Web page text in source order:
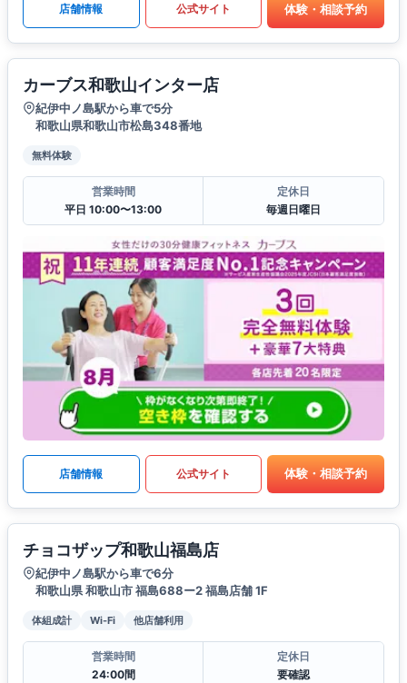
店舗情報 公式サイト 体験・相談予約
カーブス和歌山インター店
紀伊中ノ島駅から車で5分
和歌山県和歌山市松島348番地
無料体験
営業時間
平日 10:00〜13:00
定休日
毎週日曜日
店舗情報 公式サイト 体験・相談予約
チョコザップ和歌山福島店
紀伊中ノ島駅から車で6分
和歌山県 和歌山市 福島688ー2 福島店舗 1F
体組成計 Wi-Fi 他店舗利用
営業時間
24:00間
定休日
要確認